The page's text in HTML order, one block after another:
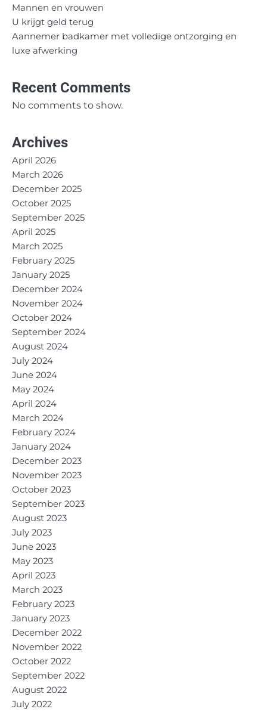
Mannen en vrouwen
U krijgt geld terug
Aannemer badkamer met volledige ontzorging en
luxe afwerking
Recent Comments
No comments to show.
Archives
April 2026
March 2026
December 2025
October 2025
September 2025
April 2025
March 2025
February 2025
January 2025
December 2024
November 2024
October 2024
September 2024
August 2024
July 2024
June 2024
May 2024
April 2024
March 2024
February 2024
January 2024
December 2023
November 2023
October 2023
September 2023
August 2023
July 2023
June 2023
May 2023
April 2023
March 2023
February 2023
January 2023
December 2022
November 2022
October 2022
September 2022
August 2022
July 2022